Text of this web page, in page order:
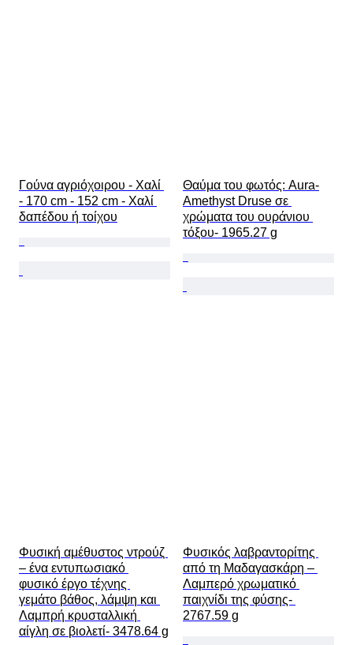
Γούνα αγριόχοιρου - Χαλί
- 170 cm - 152 cm - Χαλί
δαπέδου ή τοίχου
Θαύμα του φωτός: Aura-
Amethyst Druse σε
χρώματα του ουράνιου
τόξου- 1965.27 g
Φυσική αμέθυστος ντρούζ
– ένα εντυπωσιακό
φυσικό έργο τέχνης
γεμάτο βάθος, λάμψη και
Λαμπρή κρυσταλλική
αίγλη σε βιολετί- 3478.64 g
Φυσικός λαβραντορίτης
από τη Μαδαγασκάρη –
Λαμπερό χρωματικό
παιχνίδι της φύσης-
2767.59 g